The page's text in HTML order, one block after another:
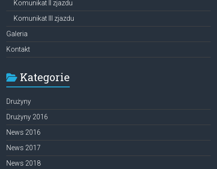
Komunikat II zjazdu
Komunikat III zjazdu
Galeria
Kontakt
Kategorie
Drużyny
Drużyny 2016
News 2016
News 2017
News 2018